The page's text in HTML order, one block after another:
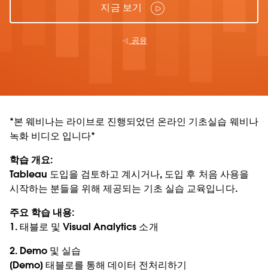
지금 보기
공유
*본 웨비나는 라이브로 진행되었던 온라인 기초실습 웨비나
녹화 비디오 입니다*
학습 개요:
Tableau 도입을 검토하고 계시거나, 도입 후 처음 사용을
시작하는 분들을 위해 제공되는 기초 실습 교육입니다.
주요 학습 내용:
1. 태블로 및 Visual Analytics 소개
2. Demo 및 실습
[Demo] 태블로를 통해 데이터 전처리하기